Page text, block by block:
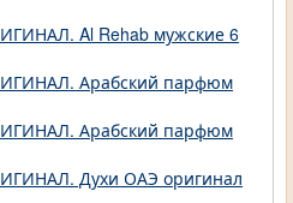
Al Rehab мужские 6
Арабский парфюм
Арабский парфюм
Духи ОАЭ оригинал